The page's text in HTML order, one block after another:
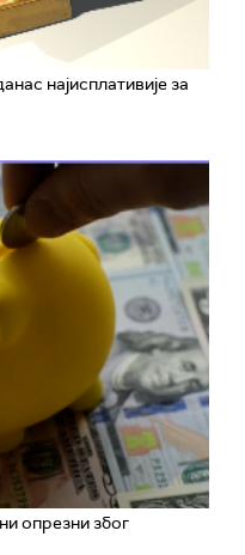
најисплативије за
опрезни због